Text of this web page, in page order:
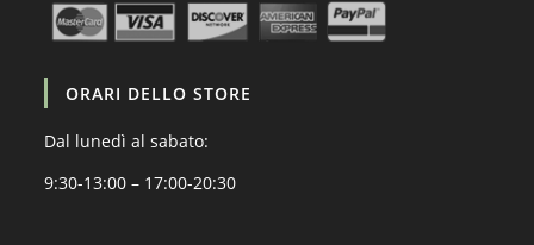
ORARI DELLO STORE
Dal lunedì al sabato:
9:30-13:00 – 17:00-20:30